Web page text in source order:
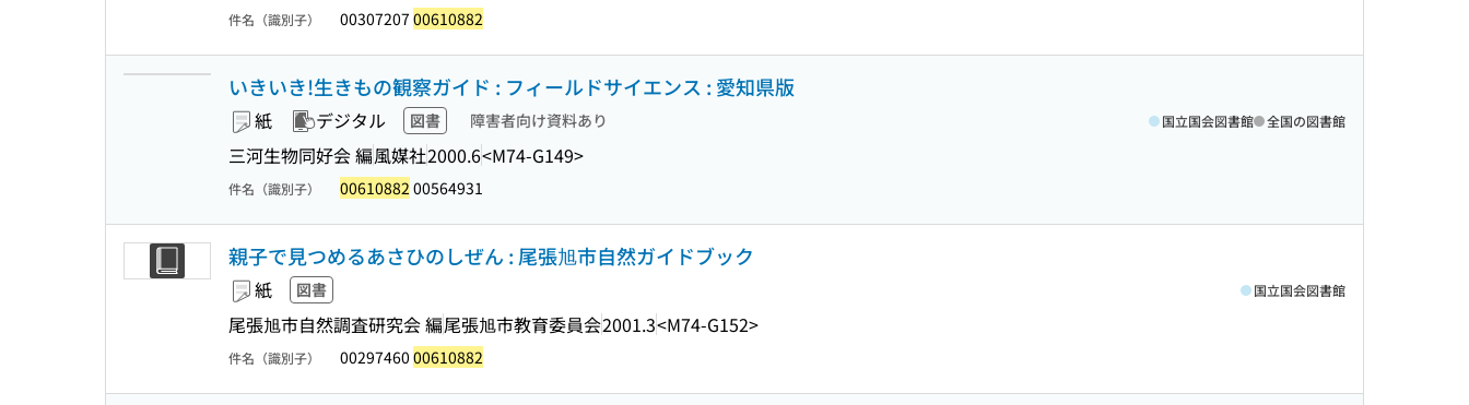
件名（識別子） 00307207 00610882
いきいき!生きもの観察ガイド : フィールドサイエンス : 愛知県版
紙 デジタル 図書 障害者向け資料あり
三河生物同好会 編風媒社2000.6<M74-G149>
国立国会図書館 全国の図書館
件名（識別子） 00610882 00564931
親子で見つめるあさひのしぜん : 尾張旭市自然ガイドブック
紙 図書
尾張旭市自然調査研究会 編尾張旭市教育委員会2001.3<M74-G152>
国立国会図書館
件名（識別子） 00297460 00610882